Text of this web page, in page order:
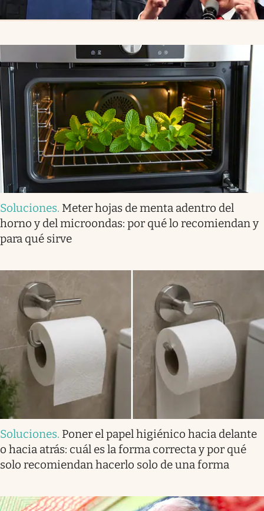
Soluciones. Meter hojas de menta adentro del
horno y del microondas: por qué lo recomiendan y
para qué sirve
Soluciones. Poner el papel higiénico hacia delante
o hacia atrás: cuál es la forma correcta y por qué
solo recomiendan hacerlo solo de una forma